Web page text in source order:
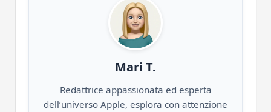
Mari T.
Redattrice appassionata ed esperta
dell’universo Apple, esplora con attenzione